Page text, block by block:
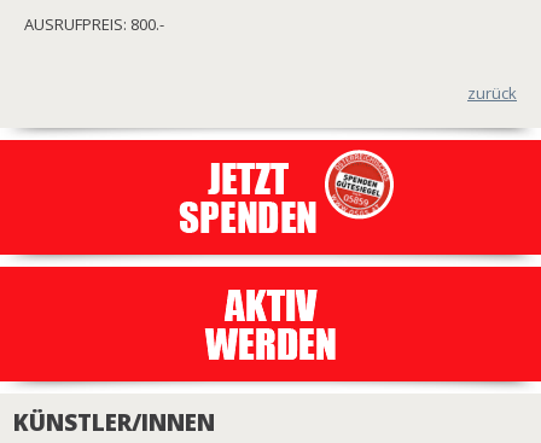
AUSRUFPREIS: 800.-
zurück
KÜNSTLER/INNEN